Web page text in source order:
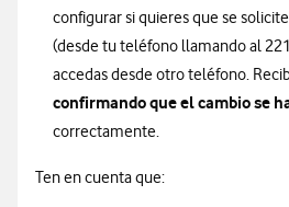
configurar si quieres que se
(desde tu teléfono llamando al
accedas desde otro teléfono.
confirmando que el cambio se
correctamente.
Ten en cuenta que: